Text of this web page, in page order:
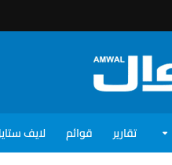
تقارير قوائم لايف